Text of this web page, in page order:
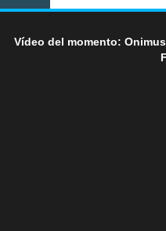
Vídeo del momento: